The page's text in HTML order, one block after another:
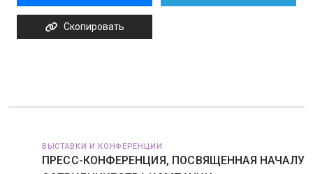
Скопировать
ВЫСТАВКИ И КОНФЕРЕНЦИИ
ПРЕСС-КОНФЕРЕНЦИЯ, ПОСВЯЩЕННАЯ НАЧАЛУ